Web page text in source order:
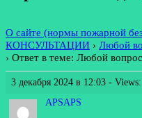
О сайте (нормы пожарной
КОНСУЛЬТАЦИИ › Любой
› Ответ в теме: Любой
3 декабря 2024 в 12:03 -
APSAPS